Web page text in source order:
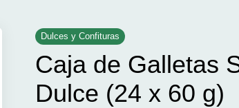
Dulces y Confituras
Caja de Galletas
Dulce (24 x 60 g)